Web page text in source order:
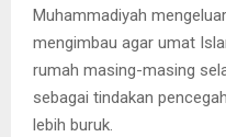
Muhammadiyah
mengimbau agar umat
rumah masing-masing
sebagai tindakan
lebih buruk.